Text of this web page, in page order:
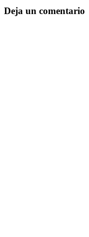
Deja un comentario